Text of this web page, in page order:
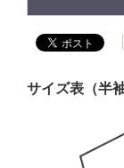
サイズ表（半袖